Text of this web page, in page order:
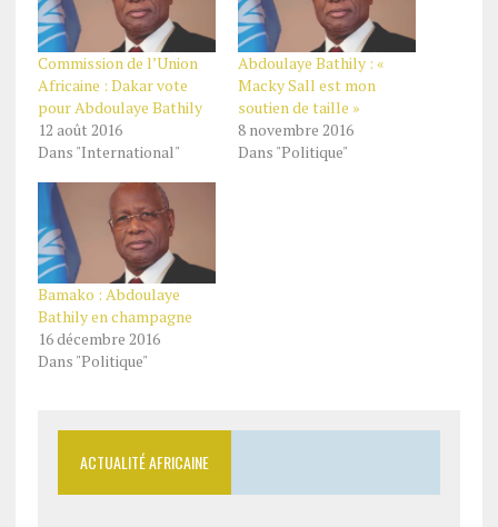
Commission de l’Union
Africaine : Dakar vote
pour Abdoulaye Bathily
12 août 2016
Dans "International"
Abdoulaye Bathily : «
Macky Sall est mon
soutien de taille »
8 novembre 2016
Dans "Politique"
Bamako : Abdoulaye
Bathily en champagne
16 décembre 2016
Dans "Politique"
ACTUALITÉ AFRICAINE